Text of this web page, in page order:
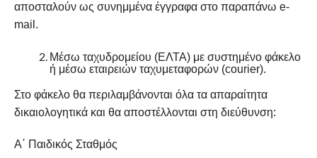
αποσταλούν ως συνημμένα έγγραφα στο παραπάνω e-
mail.
Μέσω ταχυδρομείου (ΕΛΤΑ) με συστημένο φάκελο
ή μέσω εταιρειών ταχυμεταφορών (courier).
Στο φάκελο θα περιλαμβάνονται όλα τα απαραίτητα
δικαιολογητικά και θα αποστέλλονται στη διεύθυνση:
Α΄ Παιδικός Σταθμός